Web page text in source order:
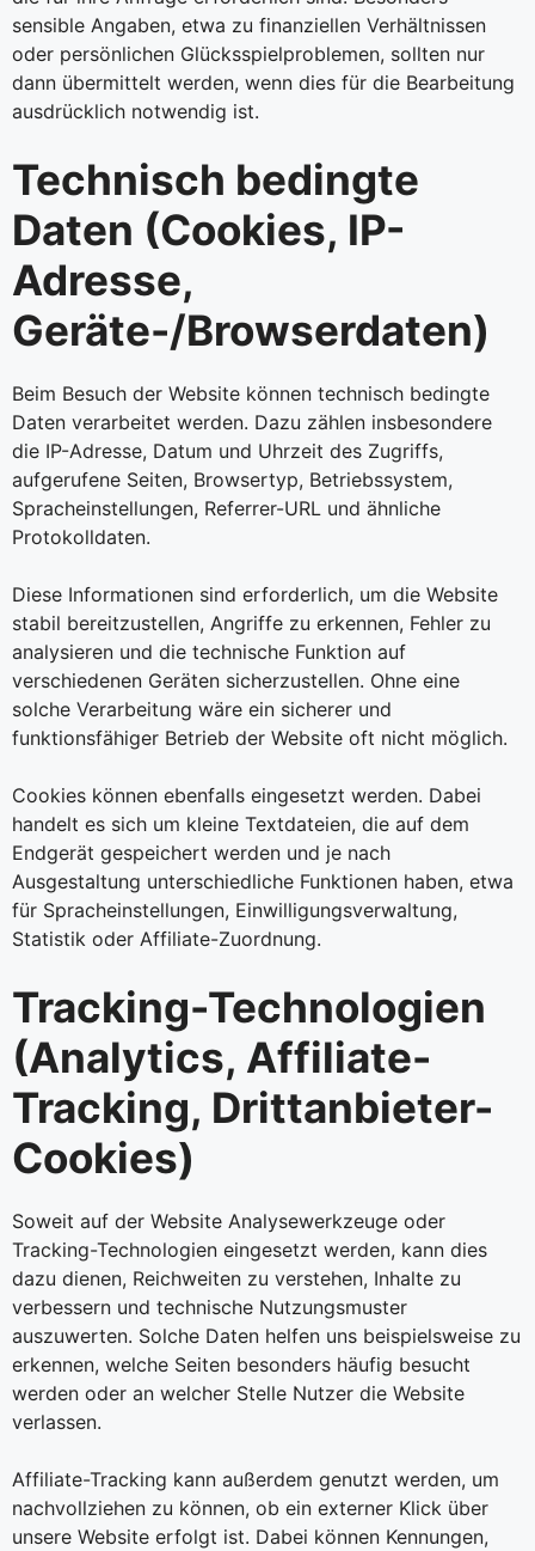
sensible Angaben, etwa zu finanziellen Verhältnissen
oder persönlichen Glücksspielproblemen, sollten nur
dann übermittelt werden, wenn dies für die Bearbeitung
ausdrücklich notwendig ist.
Technisch bedingte
Daten (Cookies, IP-
Adresse,
Geräte-/Browserdaten)
Beim Besuch der Website können technisch bedingte
Daten verarbeitet werden. Dazu zählen insbesondere
die IP-Adresse, Datum und Uhrzeit des Zugriffs,
aufgerufene Seiten, Browsertyp, Betriebssystem,
Spracheinstellungen, Referrer-URL und ähnliche
Protokolldaten.
Diese Informationen sind erforderlich, um die Website
stabil bereitzustellen, Angriffe zu erkennen, Fehler zu
analysieren und die technische Funktion auf
verschiedenen Geräten sicherzustellen. Ohne eine
solche Verarbeitung wäre ein sicherer und
funktionsfähiger Betrieb der Website oft nicht möglich.
Cookies können ebenfalls eingesetzt werden. Dabei
handelt es sich um kleine Textdateien, die auf dem
Endgerät gespeichert werden und je nach
Ausgestaltung unterschiedliche Funktionen haben, etwa
für Spracheinstellungen, Einwilligungsverwaltung,
Statistik oder Affiliate-Zuordnung.
Tracking-Technologien
(Analytics, Affiliate-
Tracking, Drittanbieter-
Cookies)
Soweit auf der Website Analysewerkzeuge oder
Tracking-Technologien eingesetzt werden, kann dies
dazu dienen, Reichweiten zu verstehen, Inhalte zu
verbessern und technische Nutzungsmuster
auszuwerten. Solche Daten helfen uns beispielsweise zu
erkennen, welche Seiten besonders häufig besucht
werden oder an welcher Stelle Nutzer die Website
verlassen.
Affiliate-Tracking kann außerdem genutzt werden, um
nachvollziehen zu können, ob ein externer Klick über
unsere Website erfolgt ist. Dabei können Kennungen,